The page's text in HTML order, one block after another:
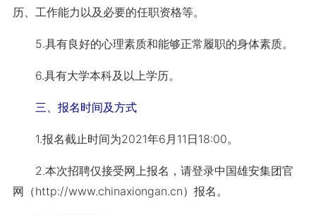
历、工作能力以及必要的任职资格等。
5.具有良好的心理素质和能够正常履职的身体素质。
6.具有大学本科及以上学历。
三、报名时间及方式
1.报名截止时间为2021年6月11日18:00。
2.本次招聘仅接受网上报名，请登录中国雄安集团官
网（http://www.chinaxiongan.cn）报名。